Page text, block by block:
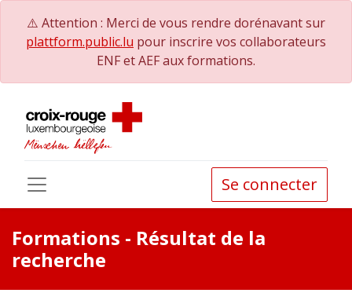
⚠️ Attention : Merci de vous rendre dorénavant sur
plattform.public.lu pour inscrire vos collaborateurs
ENF et AEF aux formations.
Se connecter
Formations - Résultat de la
recherche